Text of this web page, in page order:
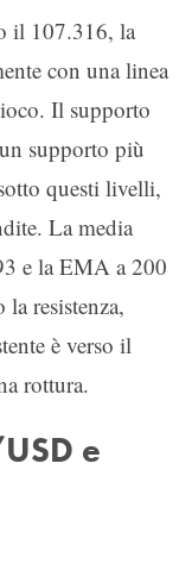
il 107.316, la
con una linea
Il supporto
supporto più
questi livelli,
La media
e la EMA a 200
resistenza,
è verso il
rottura.
e